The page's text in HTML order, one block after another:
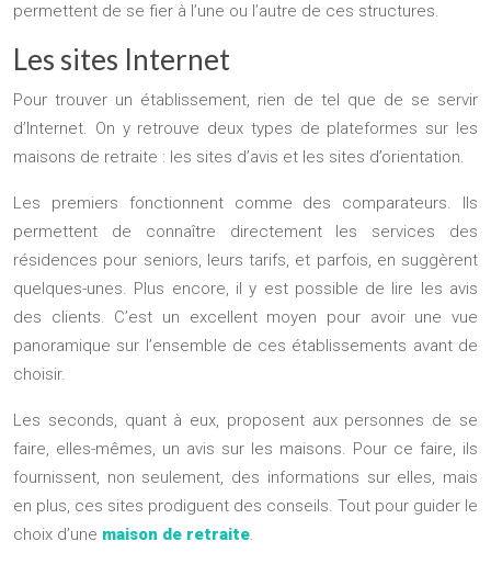
permettent de se fier à l’une ou l’autre de ces structures.
Les sites Internet
Pour trouver un établissement, rien de tel que de se servir
d’Internet. On y retrouve deux types de plateformes sur les
maisons de retraite : les sites d’avis et les sites d’orientation.
Les premiers fonctionnent comme des comparateurs. Ils
permettent de connaître directement les services des
résidences pour seniors, leurs tarifs, et parfois, en suggèrent
quelques-unes. Plus encore, il y est possible de lire les avis
des clients. C’est un excellent moyen pour avoir une vue
panoramique sur l’ensemble de ces établissements avant de
choisir.
Les seconds, quant à eux, proposent aux personnes de se
faire, elles-mêmes, un avis sur les maisons. Pour ce faire, ils
fournissent, non seulement, des informations sur elles, mais
en plus, ces sites prodiguent des conseils. Tout pour guider le
choix d’une maison de retraite.